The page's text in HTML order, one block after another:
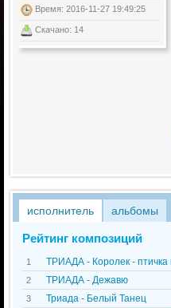
Время: 2016-11-27 19:49:25
Скачано: 14
исполнитель альбомы
Рейтинг композиций
1 ТРИАДА - Королек - птичка
2 ТРИАДА - Дежавю
3 Триада - Белый Танец